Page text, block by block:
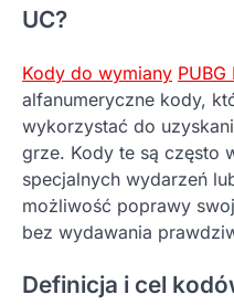
UC?
Kody do wymiany
alfanumeryczne kody,
wykorzystać do
grze. Kody te są często
specjalnych wydarzeń
możliwość poprawy
bez wydawania
Definicja i cel